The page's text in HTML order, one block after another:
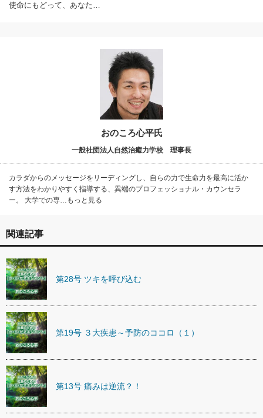
使命にもどって、あなた…
おのころ心平氏
一般社団法人自然治癒力学校 理事長
カラダからのメッセージをリーディングし、自らの力で生命力を最高に活か
す方法をわかりやすく指導する、異端のプロフェッショナル・カウンセラ
ー。 大学での専…もっと見る
関連記事
第28号 ツキを呼び込む
第19号 ３大疾患～予防のココロ（１）
第13号 痛みは逆流？！